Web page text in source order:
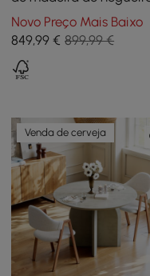
91-119 cm com luz LED,
2-4 pessoas
Novo Preço Mais Baixo
849,99 € 899,99 €
Venda de cerveja